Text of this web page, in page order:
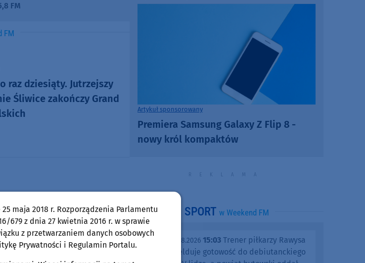
FM
FM
raz dziesiąty. Jutrzejszy
Śliwice zakończy Grand
ukarany po
Nadjeziornych
Artykuł sponsorowany
Premiera Samsung Galaxy Z Flip 8 -
nowy król kompaktów
SPORT w Weekend FM
piątek, 07.08.2026 15:03 Trener piłkarzy Rawysa
Raciąż melduje gotowość do debiutanckiego
maja 2018 r. Rozporządzenia Parlamentu
679 z dnia 27 kwietnia 2016 r. w sprawie
z przetwarzaniem danych osobowych
Prywatności i Regulamin Portalu.